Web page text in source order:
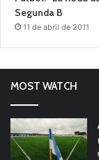
Segunda B
11 de abril de 2011
MOST WATCH